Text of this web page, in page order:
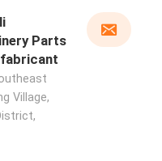
Parts
Village,